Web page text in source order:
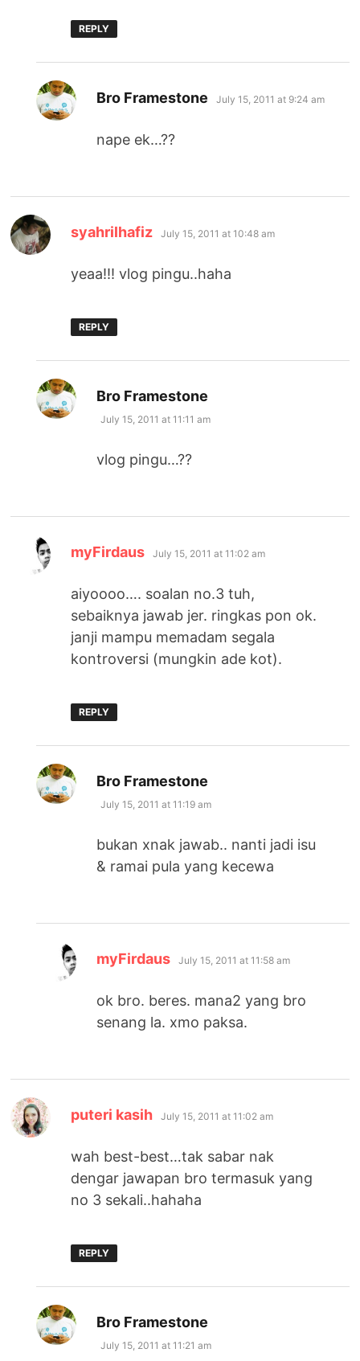
REPLY
Bro Framestone says:
July 15, 2011 at 9:24 am
nape ek…??
syahrilhafiz says:
July 15, 2011 at 10:48 am
yeaa!!! vlog pingu..haha
REPLY
Bro Framestone
July 15, 2011 at 11:11 am
vlog pingu…??
myFirdaus says:
July 15, 2011 at 11:02 am
aiyoooo…. soalan no.3 tuh,
sebaiknya jawab jer. ringkas pon ok.
janji mampu memadam segala
kontroversi (mungkin ade kot).
REPLY
Bro Framestone
July 15, 2011 at 11:19 am
bukan xnak jawab.. nanti jadi isu
& ramai pula yang kecewa
myFirdaus says:
July 15, 2011 at 11:58 am
ok bro. beres. mana2 yang bro
senang la. xmo paksa.
puteri kasih says:
July 15, 2011 at 11:02 am
wah best-best…tak sabar nak
dengar jawapan bro termasuk yang
no 3 sekali..hahaha
REPLY
Bro Framestone
July 15, 2011 at 11:21 am